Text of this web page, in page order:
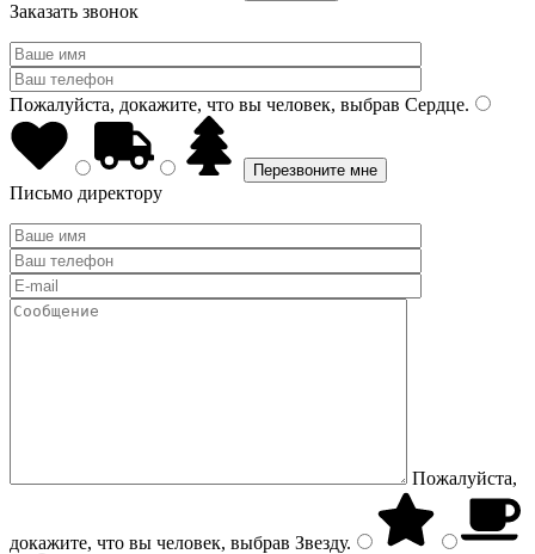
Заказать звонок
Пожалуйста, докажите, что вы человек, выбрав Сердце.
Письмо директору
Пожалуйста,
докажите, что вы человек, выбрав Звезду.